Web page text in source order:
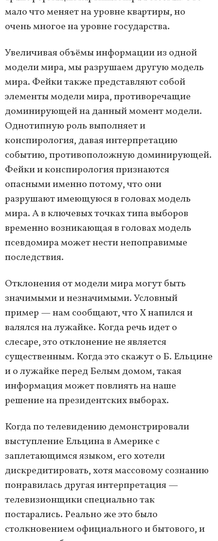
мало что меняет на уровне квартиры, но
очень многое на уровне государства.
Увеличивая объёмы информации из одной
модели мира, мы разрушаем другую модель
мира. Фейки также представляют собой
элементы модели мира, противоречащие
доминирующей на данный момент модели.
Однотипную роль выполняет и
конспирология, давая интерпретацию
событию, противоположную доминирующей.
Фейки и конспирология признаются
опасными именно потому, что они
разрушают имеющуюся в головах модель
мира. А в ключевых точках типа выборов
временно возникающая в головах модель
псевдомира может нести непоправимые
последствия.
Отклонения от модели мира могут быть
значимыми и незначимыми. Условный
пример — нам сообщают, что Х напился и
валялся на лужайке. Когда речь идет о
слесаре, это отклонение не является
существенным. Когда это скажут о Б. Ельцине
и о лужайке перед Белым домом, такая
информация может повлиять на наше
решение на президентских выборах.
Когда по телевидению демонстрировали
выступление Ельцина в Америке с
заплетающимся языком, его хотели
дискредитировать, хотя массовому сознанию
понравилась другая интерпретация —
телевизионщики специально так
постарались. Реально же это было
столкновением официального и бытового, и